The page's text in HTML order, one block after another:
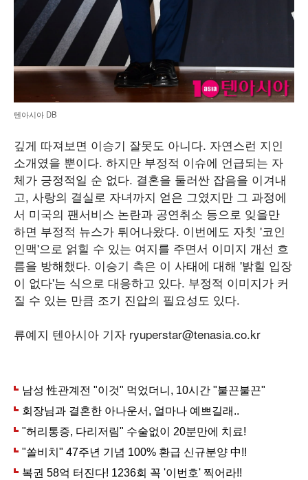
텐아시아 DB
깊게 따져보면 이승기 잘못도 아니다. 자연스런 지인
소개였을 뿐이다. 하지만 부정적 이슈에 언급되는 자
체가 긍정적일 순 없다. 결혼을 둘러싼 잡음을 이겨내
고, 사랑의 결실로 자녀까지 얻은 그였지만 그 과정에
서 미국의 팬서비스 논란과 공연취소 등으로 잊을만
하면 부정적 뉴스가 튀어나왔다. 이번에도 자칫 '코인
인맥'으로 얽힐 수 있는 여지를 주면서 이미지 개선 흐
름을 방해했다. 이승기 측은 이 사태에 대해 '밝힐 입장
이 없다'는 식으로 대응하고 있다. 부정적 이미지가 커
질 수 있는 만큼 조기 진압의 필요성도 있다.
류예지 텐아시아 기자 ryuperstar@tenasia.co.kr